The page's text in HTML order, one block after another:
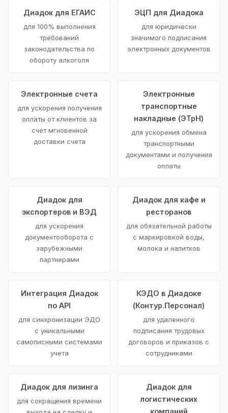
Диадок для ЕГАИС
для 100% выполнения
требований
законодательства по
обороту алкоголя
ЭЦП для Диадока
для юридически
значимого подписания
электронных документов
Электронные счета
для ускорения получения
оплаты от клиентов за
счет мгновенной
доставки счета
Электронные
транспортные
накладные (ЭТрН)
для ускорения обмена
транспортными
документами и получения
оплаты
Диадок для
экспортеров и ВЭД
для ускорения
документооборота с
зарубежными
партнерами
Диадок для кафе и
ресторанов
для обязательной работы
с маркировкой воды,
молока и напитков
Интеграция Диадок
по API
для синхронизации ЭДО
с уникальными
самописными системами
учета
КЭДО в Диадоке
(Контур.Персонал)
для удаленного
подписания трудовых
договоров и приказов с
сотрудниками
Диадок для лизинга
для сокращения времени
Диадок для
логистических